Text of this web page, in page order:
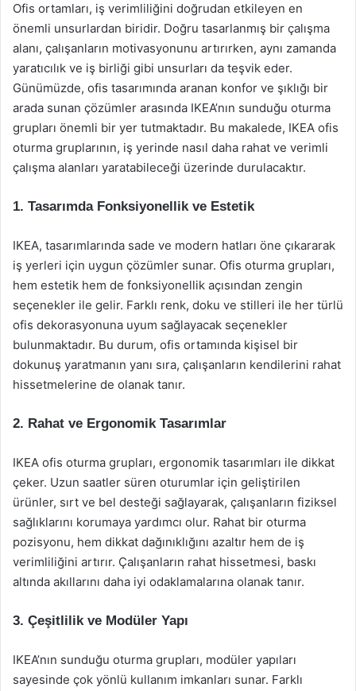
Ofis ortamları, iş verimliliğini doğrudan etkileyen en
önemli unsurlardan biridir. Doğru tasarlanmış bir çalışma
alanı, çalışanların motivasyonunu artırırken, aynı zamanda
yaratıcılık ve iş birliği gibi unsurları da teşvik eder.
Günümüzde, ofis tasarımında aranan konfor ve şıklığı bir
arada sunan çözümler arasında IKEA’nın sunduğu oturma
grupları önemli bir yer tutmaktadır. Bu makalede, IKEA ofis
oturma gruplarının, iş yerinde nasıl daha rahat ve verimli
çalışma alanları yaratabileceği üzerinde durulacaktır.
1. Tasarımda Fonksiyonellik ve Estetik
IKEA, tasarımlarında sade ve modern hatları öne çıkararak
iş yerleri için uygun çözümler sunar. Ofis oturma grupları,
hem estetik hem de fonksiyonellik açısından zengin
seçenekler ile gelir. Farklı renk, doku ve stilleri ile her türlü
ofis dekorasyonuna uyum sağlayacak seçenekler
bulunmaktadır. Bu durum, ofis ortamında kişisel bir
dokunuş yaratmanın yanı sıra, çalışanların kendilerini rahat
hissetmelerine de olanak tanır.
2. Rahat ve Ergonomik Tasarımlar
IKEA ofis oturma grupları, ergonomik tasarımları ile dikkat
çeker. Uzun saatler süren oturumlar için geliştirilen
ürünler, sırt ve bel desteği sağlayarak, çalışanların fiziksel
sağlıklarını korumaya yardımcı olur. Rahat bir oturma
pozisyonu, hem dikkat dağınıklığını azaltır hem de iş
verimliliğini artırır. Çalışanların rahat hissetmesi, baskı
altında akıllarını daha iyi odaklamalarına olanak tanır.
3. Çeşitlilik ve Modüler Yapı
IKEA’nın sunduğu oturma grupları, modüler yapıları
sayesinde çok yönlü kullanım imkanları sunar. Farklı